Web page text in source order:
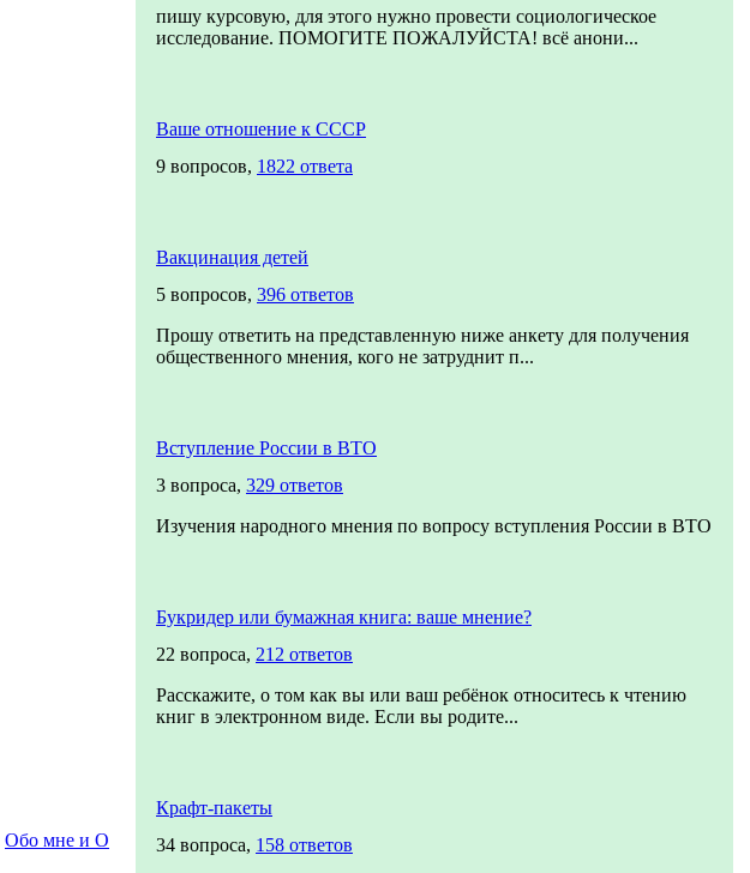
Обо мне и О
пишу курсовую, для этого нужно провести социологическое
исследование. ПОМОГИТЕ ПОЖАЛУЙСТА! всё анони...
Ваше отношение к СССР
9 вопросов, 1822 ответа
Вакцинация детей
5 вопросов, 396 ответов
Прошу ответить на представленную ниже анкету для получения
общественного мнения, кого не затруднит п...
Вступление России в ВТО
3 вопроса, 329 ответов
Изучения народного мнения по вопросу вступления России в ВТО
Букридер или бумажная книга: ваше мнение?
22 вопроса, 212 ответов
Расскажите, о том как вы или ваш ребёнок относитесь к чтению
книг в электронном виде. Если вы родите...
Крафт-пакеты
34 вопроса, 158 ответов